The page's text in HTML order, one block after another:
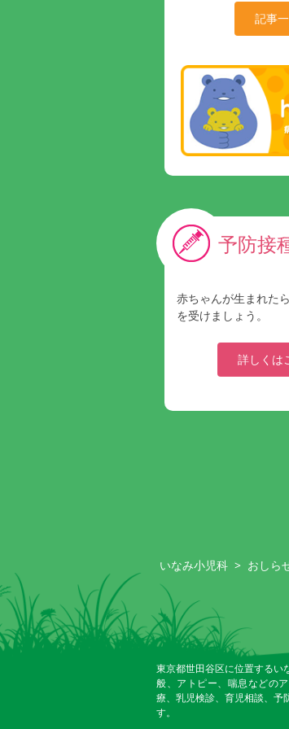
記事
予防接
赤ちゃんが生まれた
を受けましょう。
詳しくは
いなみ小児科 > おしら
東京都世田谷区に位置するい
般、アトピー、喘息などの
療、乳児検診、育児相談、予
す。